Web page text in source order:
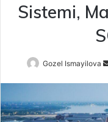
Sistemi,
Gozel Ismayilova